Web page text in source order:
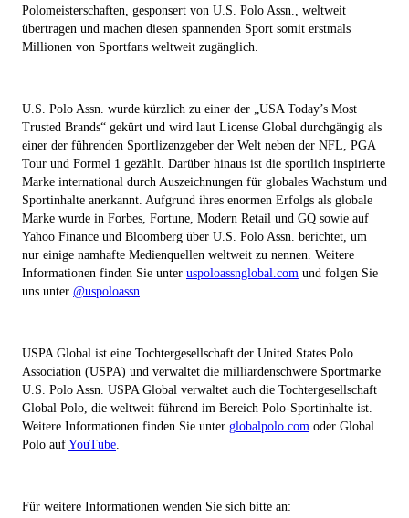
Polomeisterschaften, gesponsert von U.S. Polo Assn., weltweit
übertragen und machen diesen spannenden Sport somit erstmals
Millionen von Sportfans weltweit zugänglich.
U.S. Polo Assn. wurde kürzlich zu einer der „USA Today’s Most
Trusted Brands“ gekürt und wird laut License Global durchgängig als
einer der führenden Sportlizenzgeber der Welt neben der NFL, PGA
Tour und Formel 1 gezählt. Darüber hinaus ist die sportlich inspirierte
Marke international durch Auszeichnungen für globales Wachstum und
Sportinhalte anerkannt. Aufgrund ihres enormen Erfolgs als globale
Marke wurde in Forbes Fortune Modern Retail und GQ sowie auf
Yahoo Finance und Bloomberg über U.S. Polo Assn. berichtet, um
nur einige namhafte Medienquellen weltweit zu nennen. Weitere
Informationen finden Sie unter uspoloassnglobal.com und folgen Sie
uns unter @uspoloassn
USPA Global ist eine Tochtergesellschaft der United States Polo
Association (USPA) und verwaltet die milliardenschwere Sportmarke
U.S. Polo Assn. USPA Global verwaltet auch die Tochtergesellschaft
Global Polo, die weltweit führend im Bereich Polo-Sportinhalte ist.
Weitere Informationen finden Sie unter globalpolo.com oder Global
Polo auf YouTube
Für weitere Informationen wenden Sie sich bitte an: